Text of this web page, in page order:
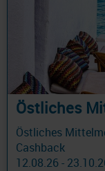
Östliches
Östliches
Cashback
12.08.26 -